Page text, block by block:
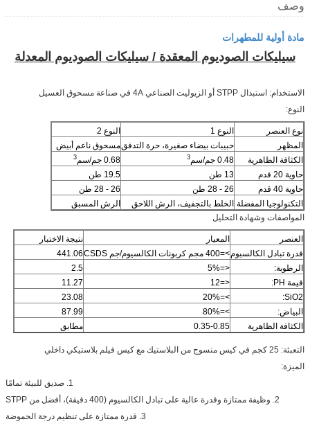
وصف
مادة أولية للمطهرات
سيليكات الصوديوم المعقدة / سيليكات الصوديوم المعدلة
الاستخدام: استبدال STPP أو الزيوليت الصناعي 4A في صناعة مسحوق الغسيل
النوع:
نوع العنصر النوع 1
النوع 2
المظهر
حبيبات بيضاء صغيرة، حرة التدفقمسحوق ناعم أبيض
الكثافة الظاهرية
0.48 جم/سم 3 0.68 جم/سم 3
حاوية 20 قدم 13 طن
19.5 طن
حاوية 40 قدم
26 - 28 طن
26 - 28 طن
التكنولوجيا المفضلة الخلط بالتجفيف، الرش اللاحق
الرش المسبق
المواصفات وشهادة التحليل
العنصر المعيار
نتيجة الاختبار
قدرة تبادل الكالسيوم>=400 مجم كربونات الكالسيوم/جم CSDS
441.06
الرطوبة:
<=5%
2.5
قيمة PH:
<=12
11.27
SiO2:
>=20%
23.08
البياض:
>=80%
87.99
الكثافة الظاهرية
0.35-0.85 مطابق
التعبئة: 25 كجم في كيس منسوج من البلاستيك مع كيس فيلم بلاستيكي داخلي
الميزة:
1. صديق للبيئة تمامًا
2. وظيفة ممتازة وقدرة عالية على تبادل الكالسيوم (400 دقيقة)، أفضل من STPP
3. قدرة ممتازة على تنظيم درجة الحموضة